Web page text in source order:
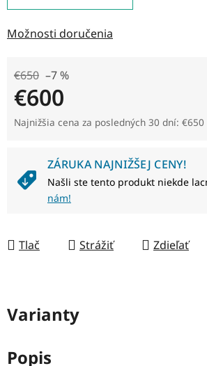
Možnosti doručenia
€650 –7 %
€600
Jednotková cena:
Najnižšia cena za posledných 30 dní: €650
ZÁRUKA NAJNIŽŠEJ CENY!
Našli ste tento produkt niekde
nám!
Tlač Strážiť Zdieľať
Varianty
Popis